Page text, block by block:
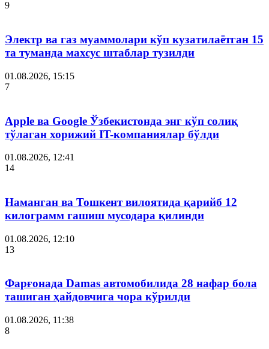
9
Электр ва газ муаммолари кўп кузатилаётган 15
та туманда махсус штаблар тузилди
01.08.2026, 15:15
7
Apple ва Google Ўзбекистонда энг кўп солиқ
тўлаган хорижий IT-компаниялар бўлди
01.08.2026, 12:41
14
Наманган ва Тошкент вилоятида қарийб 12
килограмм гашиш мусодара қилинди
01.08.2026, 12:10
13
Фарғонада Damas автомобилида 28 нафар бола
ташиган ҳайдовчига чора кўрилди
01.08.2026, 11:38
8